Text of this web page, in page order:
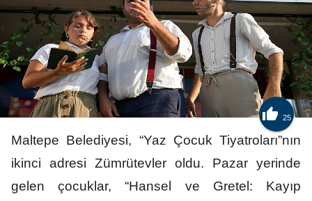
 25
Maltepe Belediyesi, “Yaz Çocuk Tiyatroları”nın
ikinci adresi Zümrütevler oldu. Pazar yerinde
gelen çocuklar, “Hansel ve Gretel: Kayıp